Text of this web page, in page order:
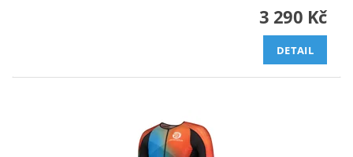
3 290 Kč
DETAIL